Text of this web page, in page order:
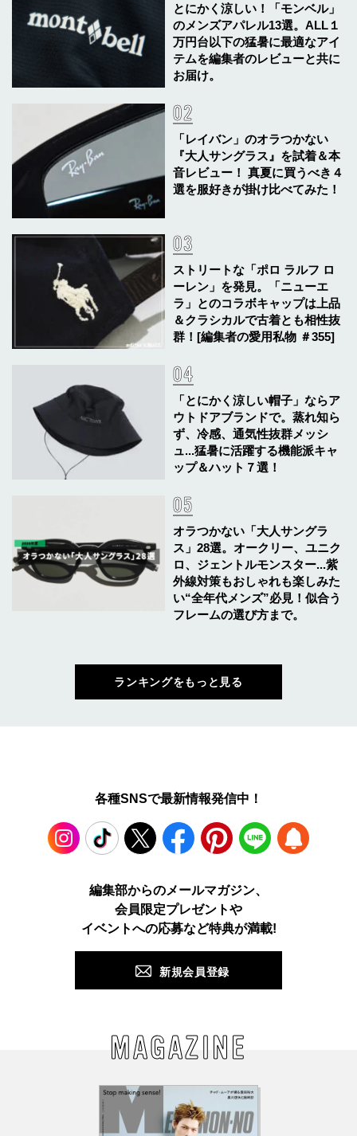
とにかく涼しい！「モンベル」
のメンズアパレル13選。ALL１
万円台以下の猛暑に最適なアイ
テムを編集者のレビューと共に
お届け。
「レイバン」のオラつかない
『大人サングラス』を試着＆本
音レビュー！ 真夏に買うべき４
選を服好きが掛け比べてみた！
ストリートな「ポロ ラルフ ロ
ーレン」を発見。「ニューエ
ラ」とのコラボキャップは上品
＆クラシカルで古着とも相性抜
群！[編集者の愛用私物 ＃355]
「とにかく涼しい帽子」ならア
ウトドアブランドで。蒸れ知ら
ず、冷感、通気性抜群メッシ
ュ...猛暑に活躍する機能派キャ
ップ＆ハット７選！
オラつかない「大人サングラ
ス」28選。オークリー、ユニク
ロ、ジェントルモンスター...紫
外線対策もおしゃれも楽しみた
い“全年代メンズ”必見！似合う
フレームの選び方まで。
ランキングをもっと見る
各種SNSで最新情報発信中！
TikTok Facebook Pinterest LINE
編集部からのメールマガジン、
会員限定プレゼントや
イベントへの応募など特典が満載!
新規会員登録
MAGAZINE